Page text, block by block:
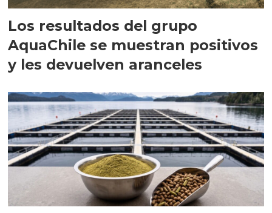
Los resultados del grupo
AquaChile se muestran positivos
y les devuelven aranceles